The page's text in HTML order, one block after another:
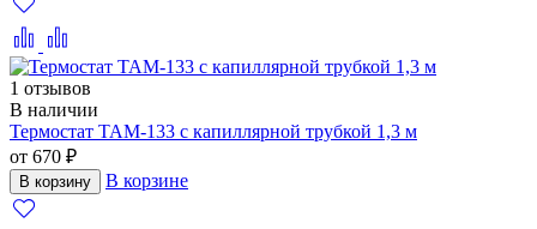
1 отзывов
В наличии
Термостат TAM-133 с капиллярной трубкой 1,3 м
от 670 ₽
В корзину В корзине